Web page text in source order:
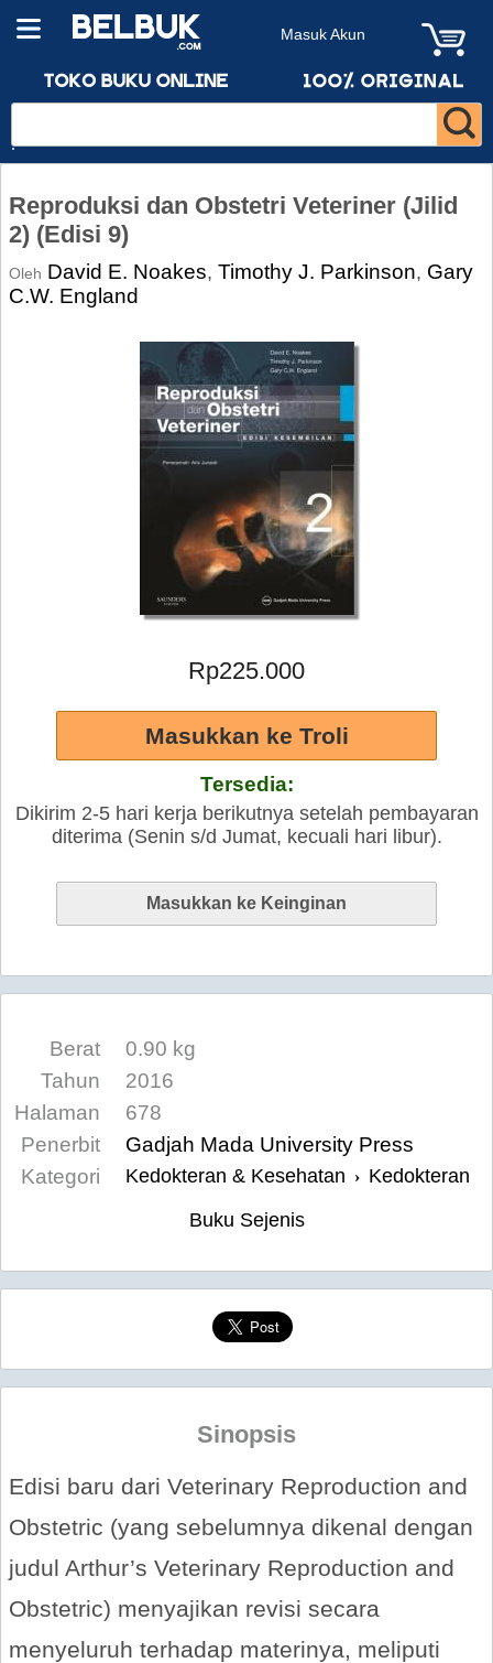
Masuk Akun
Reproduksi dan Obstetri Veteriner (Jilid
2) (Edisi 9)
Oleh David E. Noakes, Timothy J. Parkinson, Gary
C.W. England
Rp225.000
Tersedia:
Dikirim 2-5 hari kerja berikutnya setelah pembayaran
diterima (Senin s/d Jumat, kecuali hari libur).
Berat
0.90 kg
Tahun
2016
Halaman
678
Penerbit
Gadjah Mada University Press
Kategori
Kedokteran & Kesehatan › Kedokteran
Buku Sejenis
Sinopsis
Edisi baru dari Veterinary Reproduction and
Obstetric (yang sebelumnya dikenal dengan
judul Arthur’s Veterinary Reproduction and
Obstetric) menyajikan revisi secara
menyeluruh terhadap materinya, meliputi